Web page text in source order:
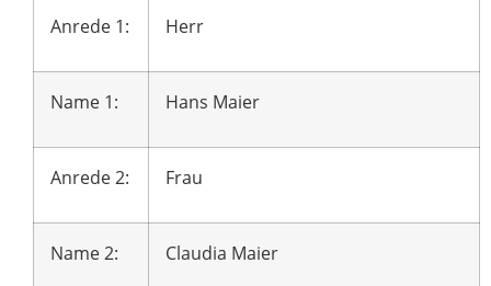
Anrede 1: Herr
Name 1: Hans Maier
Anrede 2: Frau
Name 2: Claudia Maier